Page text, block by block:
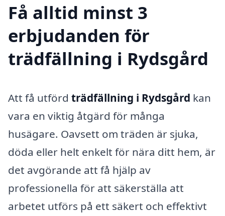
Få alltid minst 3
erbjudanden för
trädfällning i Rydsgård
Att få utförd trädfällning i Rydsgård kan
vara en viktig åtgärd för många
husägare. Oavsett om träden är sjuka,
döda eller helt enkelt för nära ditt hem, är
det avgörande att få hjälp av
professionella för att säkerställa att
arbetet utförs på ett säkert och effektivt